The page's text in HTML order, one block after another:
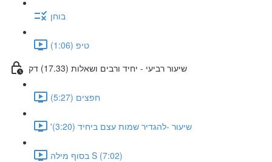
בוחן
טיפ (1:06)
שיעור רביעי - יחיד ורבים ושאלות (17.33) דק
חפצים (5:27)
'שיעור -להגדיר שמות עצם ביחיד (3:20)
בסוף מילה S (7:02)